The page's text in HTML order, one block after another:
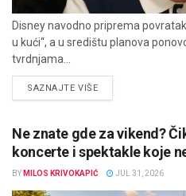
Disney navodno priprema
u kući“, a u središtu planova
tvrdnjama...
SAZNAJTE VIŠEDETAILS
Ne znate gde za vikend?
koncerte i spektakle koje
BY MILOS KRIVOKAPIĆ JUL 31, 2026